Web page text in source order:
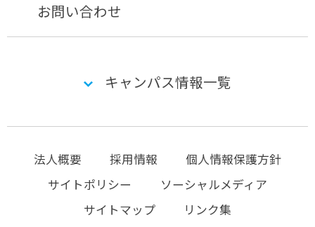
お問い合わせ
キャンパス情報一覧
法人概要 採用情報
個人情報保護方針
サイトポリシー
ソーシャルメディア
サイトマップ
リンク集